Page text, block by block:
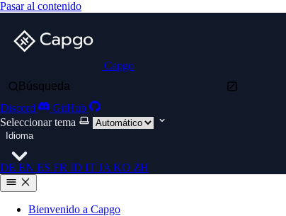
Pasar al contenido
Capgo
Búsqueda
Discord
GitHub
Seleccionar tema
Idioma
DE EN ES FR ID IT JA KO ZH
Bienvenido a Capgo